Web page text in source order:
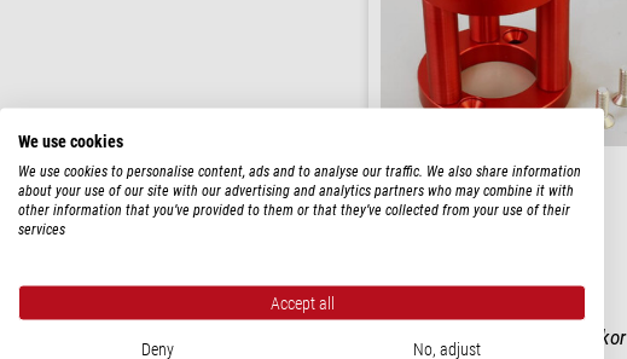
Avalon
Pelarförlängning Mini Extender 105
$ 262,00
leveransklar om 3-5 veckor
We use cookies
We use cookies to personalise content, ads and to analyse our traffic. We also share information
about your use of our site with our advertising and analytics partners who may combine it with
other information that you’ve provided to them or that they’ve collected from your use of their
services
Accept all
Deny No, adjust